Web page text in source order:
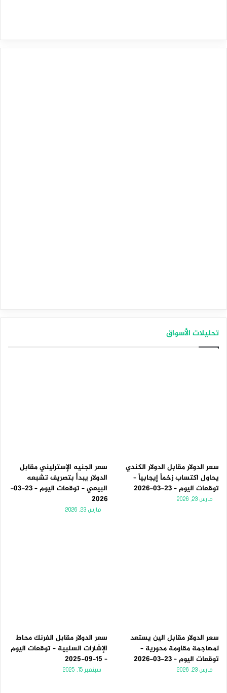
تحليلات الأسواق
سعر الدولار مقابل الدولار الكندي
يحاول اكتساب زخماً إيجابياً –
توقعات اليوم – 23-03-2026
مارس 23, 2026
سعر الجنيه الإسترليني مقابل
الدولار يبدأ بتصريف تشبعه
البيعي – توقعات اليوم – 23-03-
2026
مارس 23, 2026
سعر الدولار مقابل الين يستعد
لمهاجمة مقاومة محورية –
توقعات اليوم – 23-03-2026
مارس 23, 2026
سعر الدولار مقابل الفرنك محاط
الإشارات السلبية – توقعات اليوم
– 15-09-2025
سبتمبر 15, 2025